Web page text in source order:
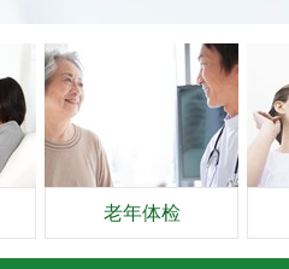
老年体检